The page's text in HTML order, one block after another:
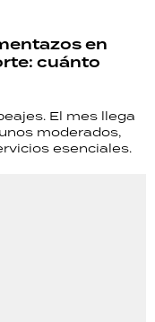
en
cuánto
El mes llega
moderados,
esenciales.